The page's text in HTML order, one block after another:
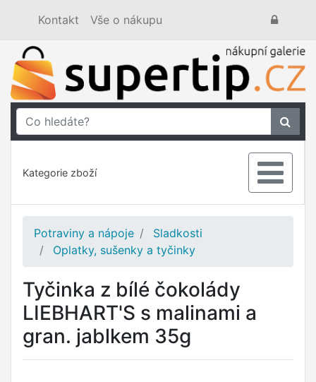
Kontakt Vše o nákupu
Kategorie zboží
Potraviny a nápoje
Sladkosti
Oplatky, sušenky a tyčinky
Tyčinka z bílé čokolády
LIEBHART'S s malinami a
gran. jablkem 35g